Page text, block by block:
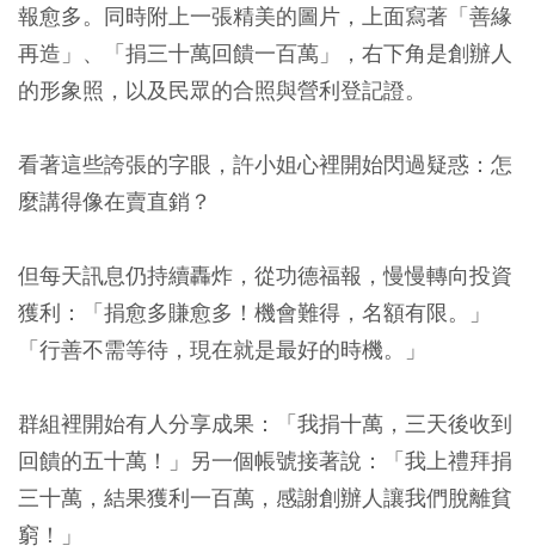
報愈多。同時附上一張精美的圖片，上面寫著「善緣
再造」、「捐三十萬回饋一百萬」，右下角是創辦人
的形象照，以及民眾的合照與營利登記證。
看著這些誇張的字眼，許小姐心裡開始閃過疑惑：怎
麼講得像在賣直銷？
但每天訊息仍持續轟炸，從功德福報，慢慢轉向投資
獲利：「捐愈多賺愈多！機會難得，名額有限。」
「行善不需等待，現在就是最好的時機。」
群組裡開始有人分享成果：「我捐十萬，三天後收到
回饋的五十萬！」另一個帳號接著說：「我上禮拜捐
三十萬，結果獲利一百萬，感謝創辦人讓我們脫離貧
窮！」